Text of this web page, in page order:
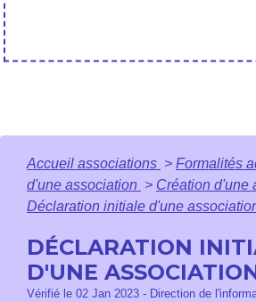
Accueil associations > Formalités
d'une association > Création d'une
Déclaration initiale d'une
DÉCLARATION
D'UNE
Vérifié le 02 Jan 2023 - Direction de